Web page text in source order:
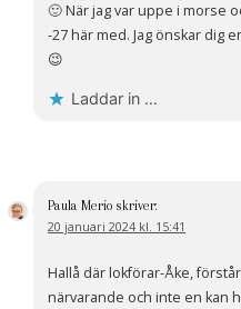
🙂 När jag var uppe i morse
-27 här med. Jag önskar dig
😉
Laddar in …
Paula Merio skriver:
20 januari 2024 kl. 15:41
Hallå där lokförar-Åke,
närvarande och inte en kan